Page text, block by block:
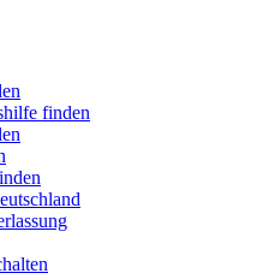
finden